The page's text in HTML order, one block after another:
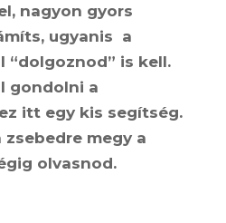
nagyon gyors
ugyanis a
is kell.
gondolni a
itt egy kis segítség.
zsebedre megy a
olvasnod.